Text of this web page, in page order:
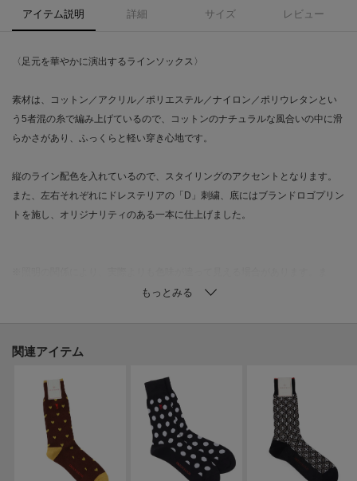
アイテム説明 詳細 サイズ レビュー
〈足元を華やかに演出するラインソックス〉
素材は、コットン／アクリル／ポリエステル／ナイロン／ポリウレタンとい
う5者混の糸で編み上げているので、コットンのナチュラルな風合いの中に滑
らかさがあり、ふっくらと軽い穿き心地です。
縦のライン配色を入れているので、スタイリングのアクセントとなります。
また、左右それぞれにドレステリアの「D」刺繍、底にはブランドロゴプリン
トを施し、オリジナリティのある一本に仕上げました。
た、パソコン・スマートフォンなどの環境により、若干製品と画像のカラー
関連アイテム